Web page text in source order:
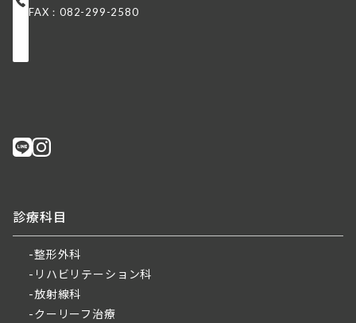
FAX：082-299-2580
診療科目
整形外科
リハビリテーション科
放射線科
クーリーフ治療